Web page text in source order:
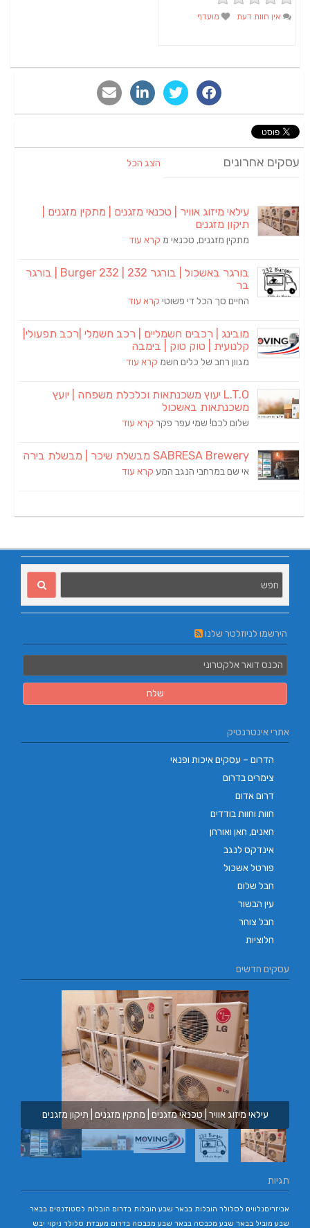
אין חוות דעת מועדף
אחרונים הצג הכל
עילאי מיזוג אוויר | טכנאי מזגנים | מתקין מזגנים |
תיקון מזגנים
מתקין מזגנים, טכנאי מקרא עוד
בורגר באשכול | בורגר 232 | Burger 232 | בורגר
בר
החיים סך הכל די פשוטיקרא עוד
מובינג | רכבים חשמליים | רכב חשמלי |רכב תפעולי|
קלנועית | טוק טוק | בימבה
מגוון רחב של כלים חשמקרא עוד
L.T.O יעוץ משכנתאות וכלכלת משפחה | יועץ
משכנתאות באשכול
שלום לכם! שמי עפר פקרקרא עוד
SABRESA Brewery מבשלת שיכר | מבשלת בירה
אי שם במרחבי הנגב המעקרא עוד
הירשמו לניוזלטר שלנו
אתרי אינטרנטיק
הדרום – עסקים איכות ופנאי
צימרים בדרום
דרום אדום
חוות וחוות בודדים
חאנים, חאן ואורחן
אינדקס לנגב
פורטל אשכול
חבל שלום
עין הבשור
חבל צוחר
חלוציות
עסקים חדשים
עילאי מיזוג אוויר | טכנאי מזגנים | מתקין מזגנים | תיקון מזגנים
תגיות
אביזריםנלווים לסלולר הובלות בבאר שבע הובלות בדרום הובלות לסטודנטים בבאר
שבע מוביל בבאר שבע מכבסה בבאר שבע מכבסה בדרום מעבדת סלולר ניקוי יבש